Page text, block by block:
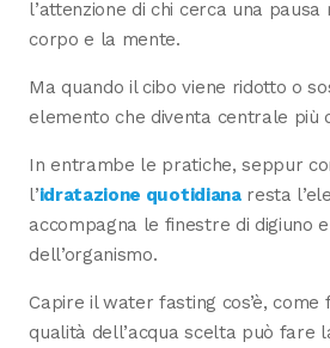
l’attenzione di chi cerca una
corpo e la mente.
Ma quando il cibo viene ridotto o
elemento che diventa centrale più
In entrambe le pratiche, seppur
l’idratazione quotidianaresta
accompagna le finestre di digiuno
dell’organismo.
Capire il water fasting cos’è,
qualità dell’acqua scelta può fare